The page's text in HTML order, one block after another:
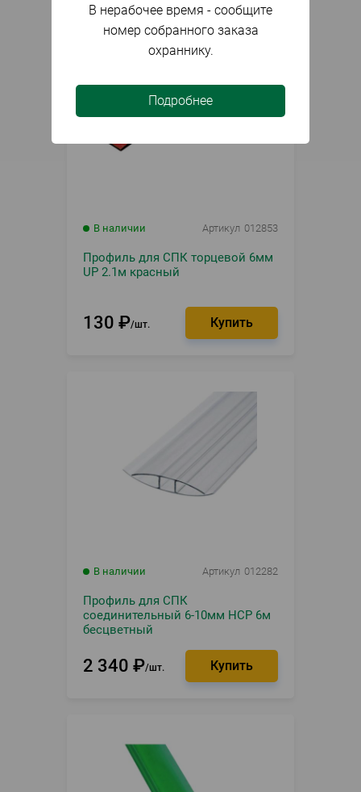
В наличии Артикул 012853
Профиль для СПК торцевой 6мм
UP 2.1м красный
130 ₽ шт.
В наличии Артикул 012282
Профиль для СПК
соединительный 6-10мм HСP 6м
бесцветный
2 340 ₽ шт.
В нерабочее время - сообщите
номер собранного заказа
охраннику.
Подробнее